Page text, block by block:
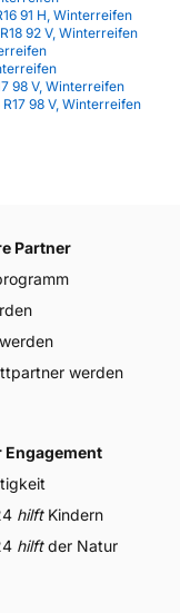
91 H, Winterreifen
92 V, Winterreifen
98 V, Winterreifen
98 V, Winterreifen
Partner
werden
Engagement
hilftKindern
hilftder Natur